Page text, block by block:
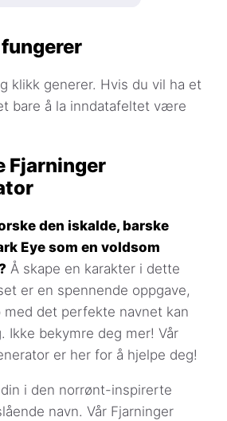
klikk generer. Hvis du vil ha et
bare å la inndatafeltet være
Fjarninger
den iskalde, barske
Eye som en voldsom
Å skape en karakter i dette
er en spennende oppgave,
med det perfekte navnet kan
bekymre deg mer! Vår
er her for å hjelpe deg!
i den norrønt-inspirerte
navn. Vår Fjarninger